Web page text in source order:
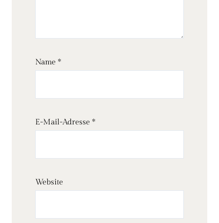
Name *
E-Mail-Adresse *
Website